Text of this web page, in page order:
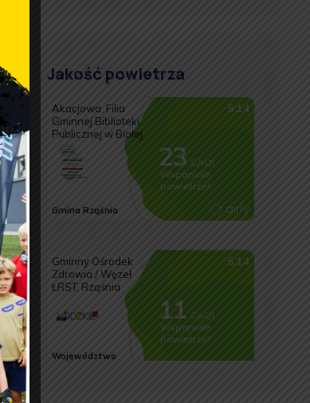
Jakość powietrza